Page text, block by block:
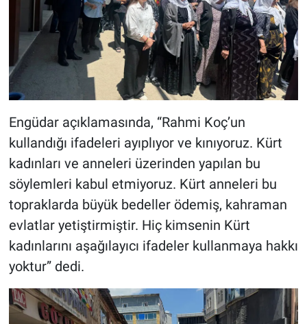
Engüdar açıklamasında, “Rahmi Koç’un
kullandığı ifadeleri ayıplıyor ve kınıyoruz. Kürt
kadınları ve anneleri üzerinden yapılan bu
söylemleri kabul etmiyoruz. Kürt anneleri bu
topraklarda büyük bedeller ödemiş, kahraman
evlatlar yetiştirmiştir. Hiç kimsenin Kürt
kadınlarını aşağılayıcı ifadeler kullanmaya hakkı
yoktur” dedi.